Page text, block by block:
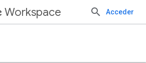
Workspace Acceder